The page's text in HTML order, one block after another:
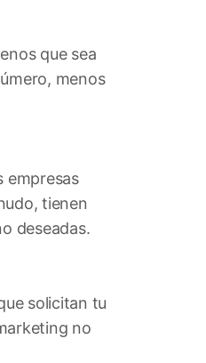
que sea
menos
empresas
tienen
deseadas.
solicitan tu
no